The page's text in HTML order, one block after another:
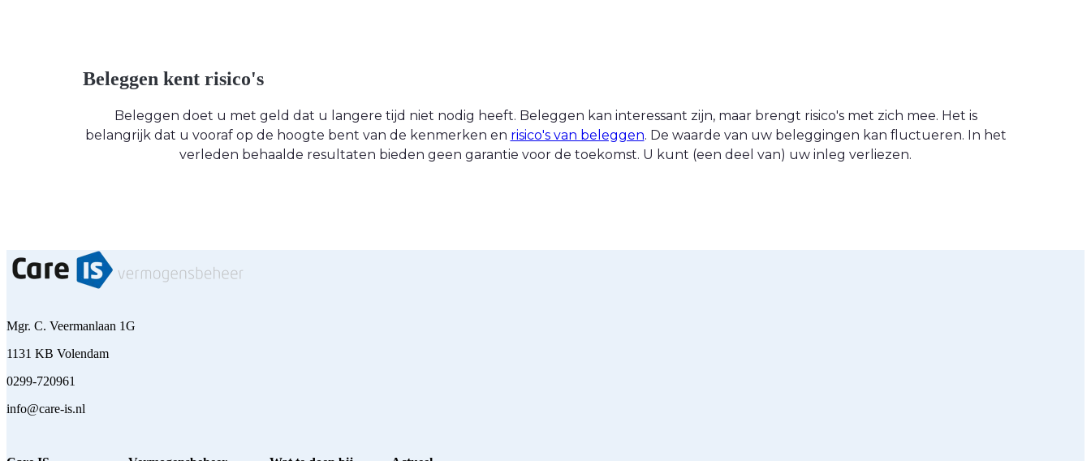
Beleggen kent risico's
Beleggen doet u met geld dat u langere tijd niet nodig heeft. Beleggen kan interessant zijn, maar brengt risico's met zich mee. Het is
belangrijk dat u vooraf op de hoogte bent van de kenmerken en risico's van beleggen. De waarde van uw beleggingen kan fluctueren. In het
verleden behaalde resultaten bieden geen garantie voor de toekomst. U kunt (een deel van) uw inleg verliezen.
Mgr. C. Veermanlaan 1G
1131 KB Volendam
0299-720961
info@care-is.nl